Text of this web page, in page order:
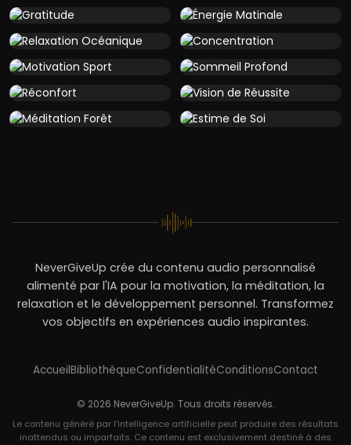
NeverGiveUp crée du contenu audio personnalisé
alimenté par l'IA pour la motivation, la méditation, la
relaxation et le développement personnel. Transformez
vos objectifs en expériences audio inspirantes.
AccueilBibliothèqueConfidentialitéConditionsContact
© 2026 NeverGiveUp. Tous droits réservés.
Le contenu généré par l'intelligence artificielle peut produire des résultats
inattendus ou imparfaits. Ce contenu est exclusivement destiné à des